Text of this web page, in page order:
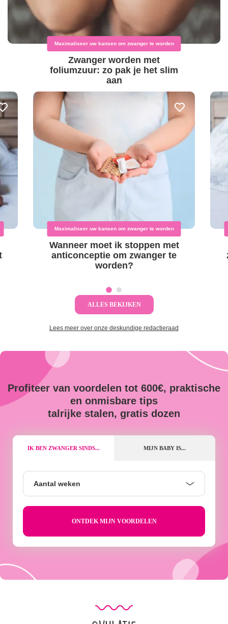
Maximaliseer uw kansen om zwanger te worden
Zwanger worden met
foliumzuur: zo pak je het slim
aan
Maximaliseer uw kansen om zwanger te worden
Wanneer moet ik stoppen met
anticonceptie om zwanger te
worden?
ALLES BEKIJKEN
Lees meer over onze deskundige redactieraad
Profiteer van voordelen tot 600€, praktische
en onmisbare tips
talrijke stalen, gratis dozen
IK BEN ZWANGER SINDS... MIJN BABY IS...
Aantal weken